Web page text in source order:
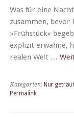
Was für eine
zusam­men, bevor
»Früh­stück«
expliz­it erwähne,
realen Welt …
Kategorien: Nur
Permalink